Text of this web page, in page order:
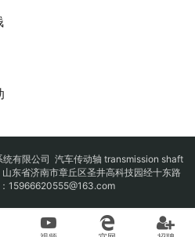
有限公司 汽车传动轴 transmission shaft
山东省济南市章丘区圣井高科技园经十东路